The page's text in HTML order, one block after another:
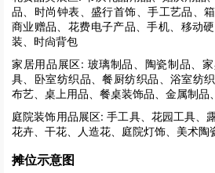
品、时尚钟表、盛行首饰、手工艺品、
商业赠品、花费电子产品、手机、移动
装、时尙背包
家居用品展区: 玻璃制品、陶瓷制品、
具、卧室纺织品、餐厨纺织品、浴室纺
布艺、桌上用品、餐桌装饰品、金属制品
庭院装饰用品展区: 手工具、花园工具、
花卉、干花、人造花、庭院灯饰、美术陶
摊位示意图